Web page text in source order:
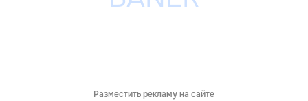
Разместить рекламу на сайте